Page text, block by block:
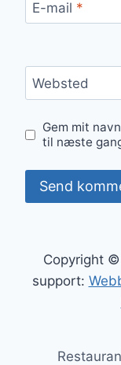
E-mail *
Websted
Gem mit
til næste
Copyright
support: